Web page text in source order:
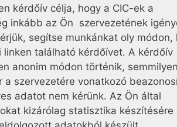
kérdőív célja, hogy a CIC-ek a
inkább az Ön szervezetének
segítse munkánkat oly módon,
linken található kérdőívet. A kérdőív
anonim módon történik,
a szervezetére vonatkozó
adatot nem kérünk. Az Ön által
kizárólag statisztika készítésére